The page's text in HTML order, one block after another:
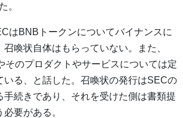
。
はBNBトークンについてバイナンスに
喚状自体はもらっていない。また、
そのプロダクトやサービスについては定
いる、と話した。召喚状の発行はSECの
手続きであり、それを受けた側は書類提
要がある。